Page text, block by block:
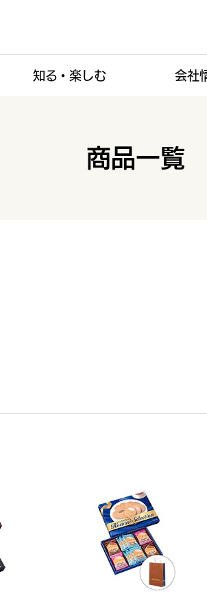
知る・楽しむ 会社
商品一覧